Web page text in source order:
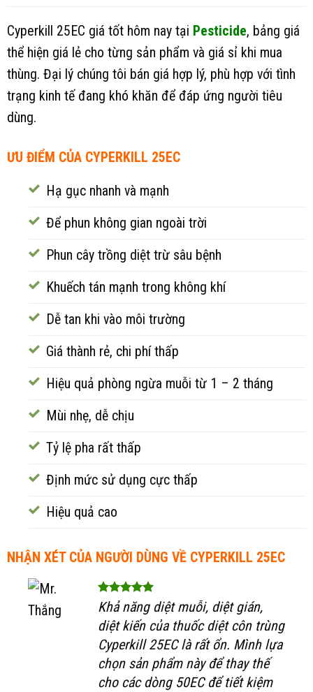
Cyperkill 25EC giá tốt hôm nay tại Pesticide, bảng giá
thể hiện giá lẻ cho từng sản phẩm và giá sỉ khi mua
thùng. Đại lý chúng tôi bán giá hợp lý, phù hợp với tình
trạng kinh tế đang khó khăn để đáp ứng người tiêu
dùng.
ƯU ĐIỂM CỦA CYPERKILL 25EC
Hạ gục nhanh và mạnh
Để phun không gian ngoài trời
Phun cây trồng diệt trừ sâu bệnh
Khuếch tán mạnh trong không khí
Dễ tan khi vào môi trường
Giá thành rẻ, chi phí thấp
Hiệu quả phòng ngừa muỗi từ 1 – 2 tháng
Mùi nhẹ, dễ chịu
Tỷ lệ pha rất thấp
Định mức sử dụng cực thấp
Hiệu quả cao
NHẬN XÉT CỦA NGƯỜI DÙNG VỀ CYPERKILL 25EC
Khả năng diệt muỗi, diệt gián,
diệt kiến của thuốc diệt côn trùng
Cyperkill 25EC là rất ổn. Mình lựa
chọn sản phẩm này để thay thế
cho các dòng 50EC để tiết kiệm